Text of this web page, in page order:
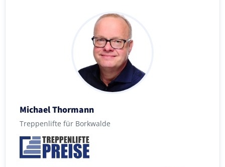
Michael Thormann
Treppenlifte für Borkwalde